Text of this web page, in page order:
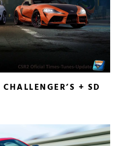
+ SD